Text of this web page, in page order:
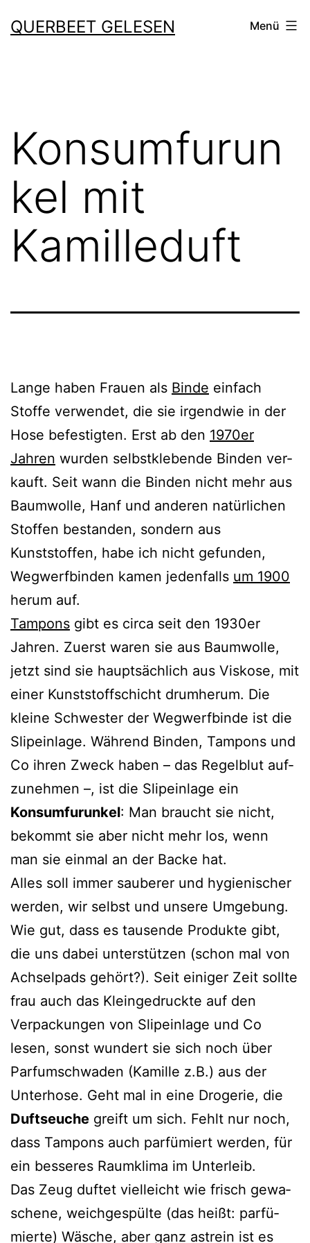
Inhalt
QUERBEET GELESEN Menü
Konsumfurun
kel mit
Kamilleduft
Lange haben Frauen als Binde ein­fach
Stoffe ver­wen­det, die sie irgend­wie in der
Hose befes­tig­ten. Erst ab den 1970er
Jahren wur­den selbst­kle­ben­de Binden ver­
kauft. Seit wann die Binden nicht mehr aus
Baumwolle, Hanf und ande­ren natür­li­chen
Stoffen bestan­den, son­dern aus
Kunststoffen, habe ich nicht gefun­den,
Wegwerfbinden kamen jeden­falls um 1900
her­um auf.
Tampons gibt es cir­ca seit den 1930er
Jahren. Zuerst waren sie aus Baumwolle,
jetzt sind sie haupt­säch­lich aus Viskose, mit
einer Kunststoffschicht drum­her­um. Die
klei­ne Schwester der Wegwerfbinde ist die
Slipeinlage. Während Binden, Tampons und
Co ihren Zweck haben – das Regelblut auf­
zu­neh­men –, ist die Slipeinlage ein
Konsumfurunkel: Man braucht sie nicht,
bekommt sie aber nicht mehr los, wenn
man sie ein­mal an der Backe hat.
Alles soll immer sau­be­rer und hygie­ni­scher
wer­den, wir selbst und unse­re Umgebung.
Wie gut, dass es tau­sen­de Produkte gibt,
die uns dabei unter­stüt­zen (schon mal von
Achselpads gehört?). Seit eini­ger Zeit soll­te
frau auch das Kleingedruckte auf den
Verpackungen von Slipeinlage und Co
lesen, sonst wun­dert sie sich noch über
Parfumschwaden (Kamille z.B.) aus der
Unterhose. Geht mal in eine Drogerie, die
Duftseuche greift um sich. Fehlt nur noch,
dass Tampons auch par­fü­miert wer­den, für
ein bes­se­res Raumklima im Unterleib.
Das Zeug duf­tet viel­leicht wie frisch gewa­
sche­ne, weich­ge­spül­te (das heißt: par­fü­
mier­te) Wäsche, aber ganz ast­rein ist es